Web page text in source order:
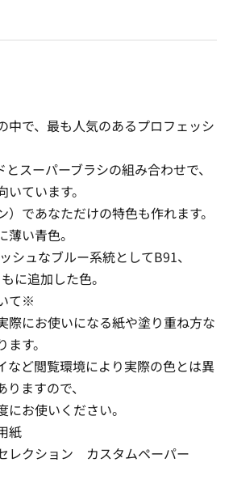
中で、最も人気のあるプロフェッシ
スーパーブラシの組み合わせで、
ています。
であなただけの特色も作れます。
い青色。
ュなブルー系統としてB91、
に追加した色。
て※
にお使いになる紙や塗り重ね方な
す。
ど閲覧環境により実際の色とは異
ますので、
お使いください。
紙
レクション カスタムペーパー